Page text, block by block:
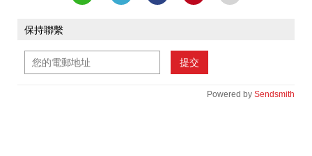
保持聯繫
提交
Powered by Sendsmith